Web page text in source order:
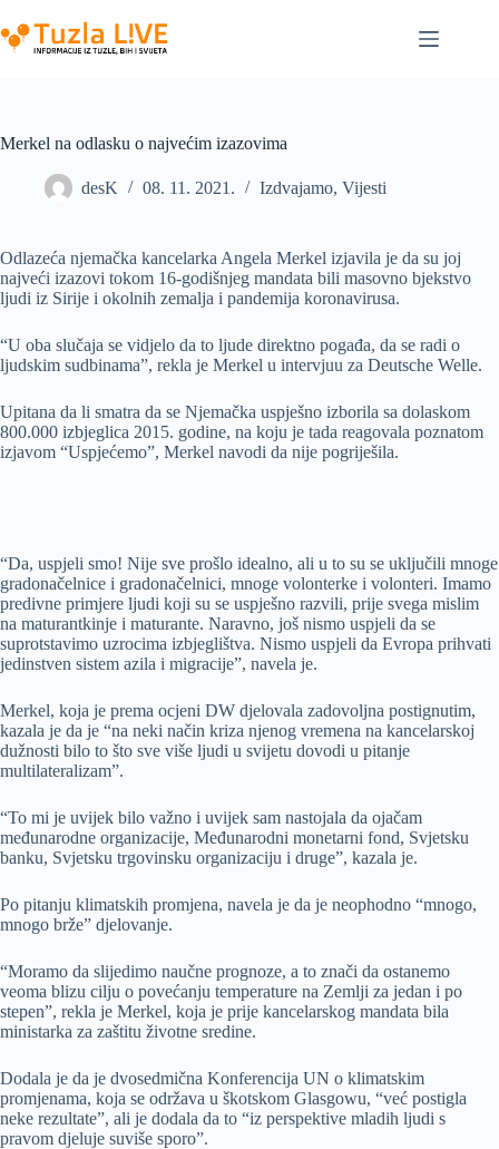
to
content
Merkel na odlasku o najvećim izazovima
desK 08. 11. 2021. Izdvajamo, Vijesti
Odlazeća njemačka kancelarka Angela Merkel izjavila je da su joj
najveći izazovi tokom 16-godišnjeg mandata bili masovno bjekstvo
ljudi iz Sirije i okolnih zemalja i pandemija koronavirusa.
“U oba slučaja se vidjelo da to ljude direktno pogađa, da se radi o
ljudskim sudbinama”, rekla je Merkel u intervjuu za Deutsche Welle.
Upitana da li smatra da se Njemačka uspješno izborila sa dolaskom
800.000 izbjeglica 2015. godine, na koju je tada reagovala poznatom
izjavom “Uspjećemo”, Merkel navodi da nije pogriješila.
“Da, uspjeli smo! Nije sve prošlo idealno, ali u to su se uključili mnoge
gradonačelnice i gradonačelnici, mnoge volonterke i volonteri. Imamo
predivne primjere ljudi koji su se uspješno razvili, prije svega mislim
na maturantkinje i maturante. Naravno, još nismo uspjeli da se
suprotstavimo uzrocima izbjeglištva. Nismo uspjeli da Evropa prihvati
jedinstven sistem azila i migracije”, navela je.
Merkel, koja je prema ocjeni DW djelovala zadovoljna postignutim,
kazala je da je “na neki način kriza njenog vremena na kancelarskoj
dužnosti bilo to što sve više ljudi u svijetu dovodi u pitanje
multilateralizam”.
“To mi je uvijek bilo važno i uvijek sam nastojala da ojačam
međunarodne organizacije, Međunarodni monetarni fond, Svjetsku
banku, Svjetsku trgovinsku organizaciju i druge”, kazala je.
Po pitanju klimatskih promjena, navela je da je neophodno “mnogo,
mnogo brže” djelovanje.
“Moramo da slijedimo naučne prognoze, a to znači da ostanemo
veoma blizu cilju o povećanju temperature na Zemlji za jedan i po
stepen”, rekla je Merkel, koja je prije kancelarskog mandata bila
ministarka za zaštitu životne sredine.
Dodala je da je dvosedmična Konferencija UN o klimatskim
promjenama, koja se održava u škotskom Glasgowu, “već postigla
neke rezultate”, ali je dodala da to “iz perspektive mladih ljudi s
pravom djeluje suviše sporo”.